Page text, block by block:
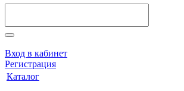
Вход в кабинет
Регистрация
Каталог